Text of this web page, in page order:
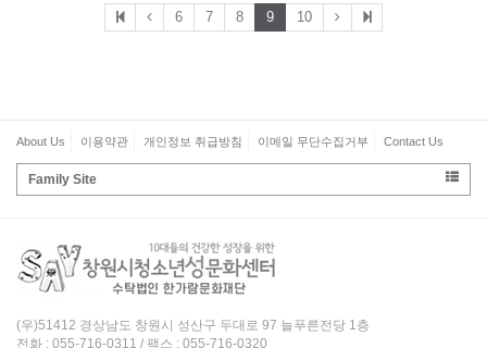
6 7 8 9 10
About Us 이용약관 개인정보 취급방침 이메일 무단수집거부 Contact Us
Family Site
(우)51412 경상남도 창원시 성산구 두대로 97 늘푸른전당 1층
전화 : 055-716-0311 / 팩스 : 055-716-0320